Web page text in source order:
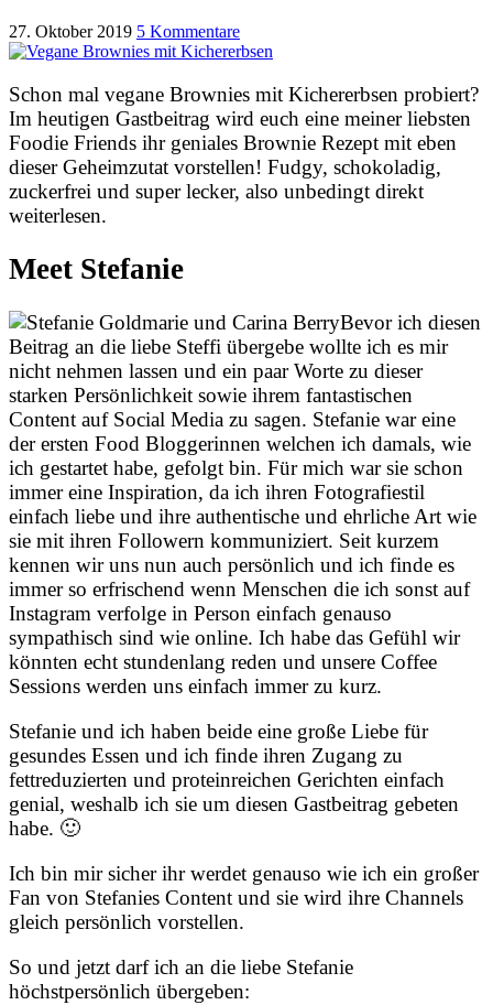
27. Oktober 2019 5 Kommentare
Schon mal vegane Brownies mit Kichererbsen probiert?
Im heutigen Gastbeitrag wird euch eine meiner liebsten
Foodie Friends ihr geniales Brownie Rezept mit eben
dieser Geheimzutat vorstellen! Fudgy, schokoladig,
zuckerfrei und super lecker, also unbedingt direkt
weiterlesen.
Meet Stefanie
Bevor ich diesen
Beitrag an die liebe Steffi übergebe wollte ich es mir
nicht nehmen lassen und ein paar Worte zu dieser
starken Persönlichkeit sowie ihrem fantastischen
Content auf Social Media zu sagen. Stefanie war eine
der ersten Food Bloggerinnen welchen ich damals, wie
ich gestartet habe, gefolgt bin. Für mich war sie schon
immer eine Inspiration, da ich ihren Fotografiestil
einfach liebe und ihre authentische und ehrliche Art wie
sie mit ihren Followern kommuniziert. Seit kurzem
kennen wir uns nun auch persönlich und ich finde es
immer so erfrischend wenn Menschen die ich sonst auf
Instagram verfolge in Person einfach genauso
sympathisch sind wie online. Ich habe das Gefühl wir
könnten echt stundenlang reden und unsere Coffee
Sessions werden uns einfach immer zu kurz.
Stefanie und ich haben beide eine große Liebe für
gesundes Essen und ich finde ihren Zugang zu
fettreduzierten und proteinreichen Gerichten einfach
genial, weshalb ich sie um diesen Gastbeitrag gebeten
habe. 🙂
Ich bin mir sicher ihr werdet genauso wie ich ein großer
Fan von Stefanies Content und sie wird ihre Channels
gleich persönlich vorstellen.
So und jetzt darf ich an die liebe Stefanie
höchstpersönlich übergeben: